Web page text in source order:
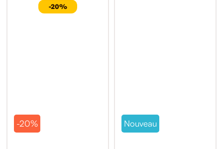
-20%
-20% Nouveau